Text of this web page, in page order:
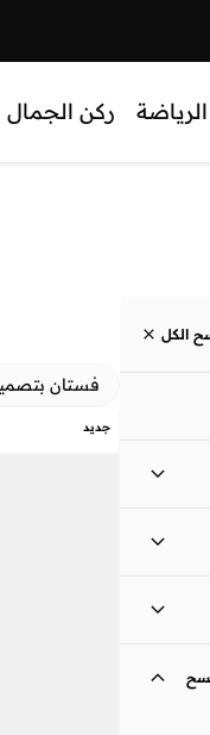
الرياضة ركن الجمال
الكل
فستان
جديد